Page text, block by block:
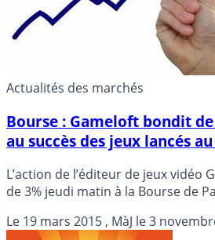
Actualités des marchés
Bourse : Gameloft bondit
au succès des jeux lancés au
L’action de l’éditeur de jeux vidéo
de 3% jeudi matin à la Bourse de
nette enregistrée en 2014.
Le 19 mars 2015 , MàJ le3